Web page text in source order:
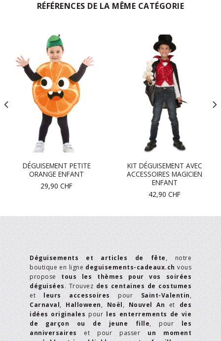
RÉFÉRENCES DE LA MÊME CATÉGORIE
DÉGUISEMENT PETITE
ORANGE ENFANT
29,90 CHF
KIT DÉGUISEMENT AVEC
ACCESSOIRES MAGICIEN
ENFANT
42,90 CHF
Déguisements et articles de fête, notre
boutique en ligne deguisements-cadeaux.ch vous
propose tous les thèmes pour vos soirées
déguisées. Trouvez des centaines de costumes
et leurs accessoires pour Saint-Valentin,
Carnaval, Halloween, Noël, Nouvel An et des
idées originales pour les enterrements de vie
de garçon ou de jeune fille, pour les
anniversaires et pour passer un moment